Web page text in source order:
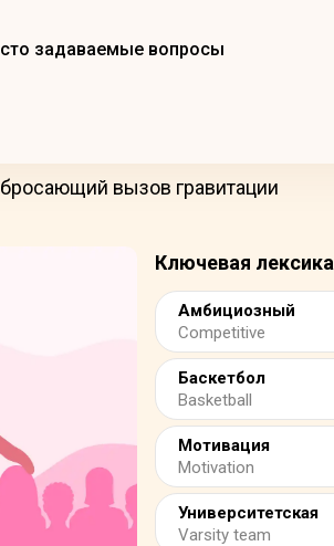
задаваемые вопросы
вызов гравитации
Ключевая лексика
Амбициозный
Competitive
Баскетбол
Basketball
Мотивация
Motivation
Университетская
Varsity team